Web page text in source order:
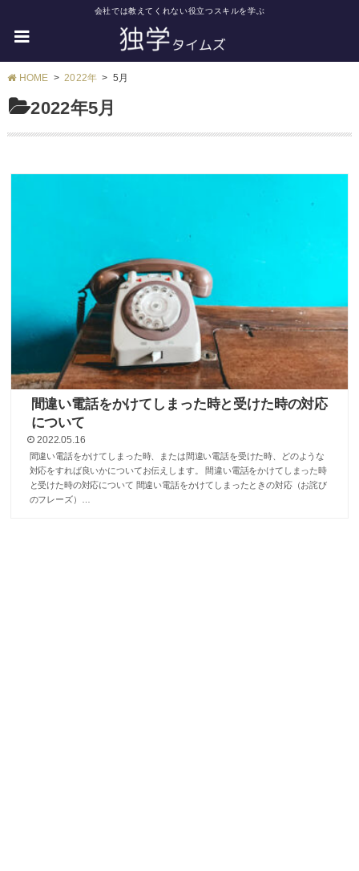
会社では教えてくれない役立つスキルを学ぶ
HOME 2022年 5月
2022年5月
間違い電話をかけてしまった時と受けた時の対応
について
2022.05.16
間違い電話をかけてしまった時、または間違い電話を受けた時、どのような
対応をすれば良いかについてお伝えします。 間違い電話をかけてしまった時
と受けた時の対応について 間違い電話をかけてしまったときの対応（お詫び
のフレーズ）…